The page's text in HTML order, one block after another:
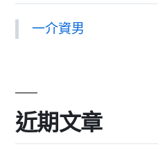
一介資男
近期文章